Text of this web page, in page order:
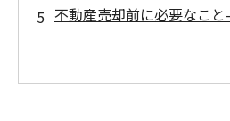
不動産売却前に必要なこ